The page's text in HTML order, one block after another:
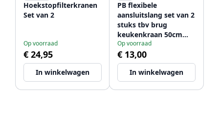
Hoekstopfilterkranen
Set van 2
Op voorraad
€ 24,95
In winkelwagen
PB flexibele
aansluitslang set van 2
stuks tbv brug
keukenkraan 50cm
lang met 2 x
binnendraad 1/2 + 3/8
1208953845
Op voorraad
€ 13,00
In winkelwagen